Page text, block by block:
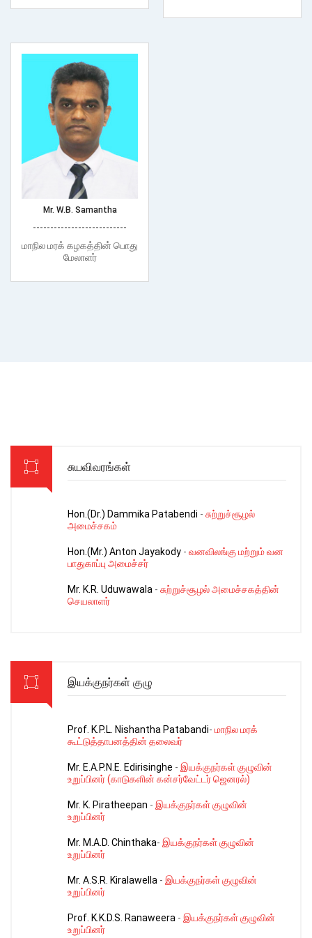
Mr. W.B. Samantha
---------------------------
மாநில மரக் கழகத்தின் பொது
மேலாளர்
சுயவிவரங்கள்
Hon.(Dr.) Dammika Patabendi - சுற்றுச்சூழல்
அமைச்சகம்
Hon.(Mr.) Anton Jayakody - வனவிலங்கு மற்றும் வன
பாதுகாப்பு அமைச்சர்
Mr. K.R. Uduwawala - சுற்றுச்சூழல் அமைச்சகத்தின்
செயலாளர்
இயக்குநர்கள் குழு
Prof. K.P.L. Nishantha Patabandi- மாநில மரக்
கூட்டுத்தாபனத்தின் தலைவர்
Mr. E.A.P.N.E. Edirisinghe - இயக்குநர்கள் குழுவின்
உறுப்பினர் (காடுகளின் கன்சர்வேட்டர் ஜெனரல்)
Mr. K. Piratheepan - இயக்குநர்கள் குழுவின்
உறுப்பினர்
Mr. M.A.D. Chinthaka- இயக்குநர்கள் குழுவின்
உறுப்பினர்
Mr. A.S.R. Kiralawella - இயக்குநர்கள் குழுவின்
உறுப்பினர்
Prof. K.K.D.S. Ranaweera - இயக்குநர்கள் குழுவின்
உறுப்பினர்